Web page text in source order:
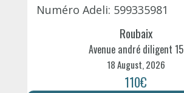
Numéro Adeli: 599335981
Roubaix
Avenue andré diligent 15
18 August, 2026
110€